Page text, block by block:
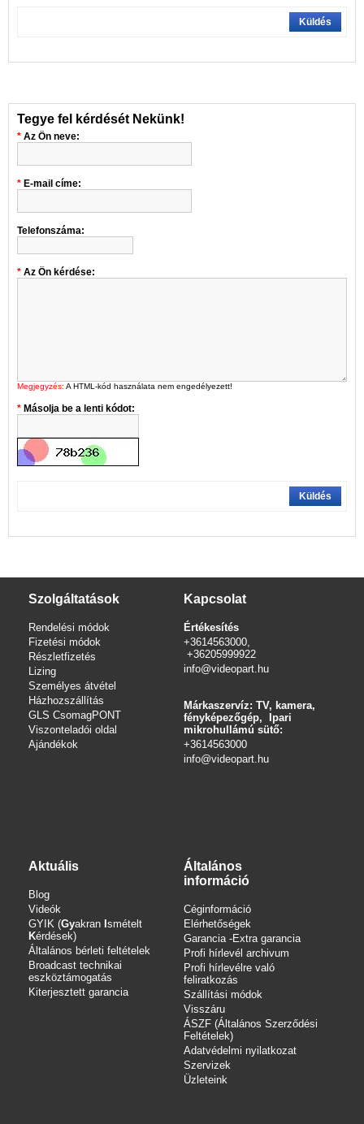
Küldés
Tegye fel kérdését Nekünk!
Az Ön neve:
E-mail címe:
Telefonszáma:
Az Ön kérdése:
Megjegyzés: A HTML-kód használata nem engedélyezett!
Másolja be a lenti kódot:
Küldés
Szolgáltatások
Rendelési módok
Fizetési módok
Részletfizetés
Lizing
Személyes átvétel
Házhozszállítás
GLS CsomagPONT
Viszonteladói oldal
Ajándékok
Kapcsolat
Értékesítés
+3614563000,
+36205999922
info@videopart.hu
Márkaszervíz: TV, kamera,
fényképezőgép, Ipari
mikrohullámú sütő:
+3614563000
info@videopart.hu
Aktuális
Blog
Videók
GYIK (Gyakran smételt
Kérdések)
Általános bérleti feltételek
Broadcast technikai
eszköztámogatás
Kiterjesztett garancia
Általános
információ
Céginformáció
Elérhetőségek
Garancia -Extra garancia
Profi hírlevél archivum
Profi hírlevélre való
feliratkozás
Szállítási módok
Visszáru
ÁSZF (Általános Szerződési
Feltételek)
Adatvédelmi nyilatkozat
Szervizek
Üzleteink